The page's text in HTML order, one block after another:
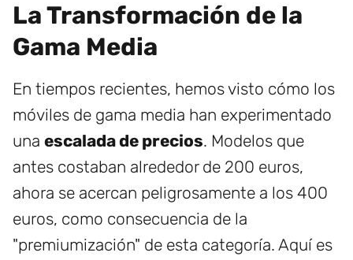
La Transformación de la
Gama Media
En tiempos recientes, hemos visto cómo los
móviles de gama media han experimentado
una escalada de precios. Modelos que
antes costaban alrededor de 200 euros,
ahora se acercan peligrosamente a los 400
euros, como consecuencia de la
"premiumización" de esta categoría. Aquí es